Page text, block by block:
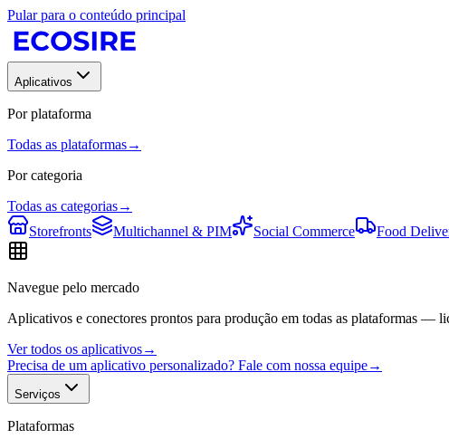
Pular para o conteúdo principal
Aplicativos
Por plataforma
Todas as plataformas→
Por categoria
Todas as categorias→
Storefronts
Multichannel & PIM Social Commerce Food
Navegue pelo mercado
Aplicativos e conectores prontos para produção em todas as plataformas —
Ver todos os aplicativos→
Precisa de um aplicativo personalizado? Fale com nossa equipe→
Serviços
Plataformas